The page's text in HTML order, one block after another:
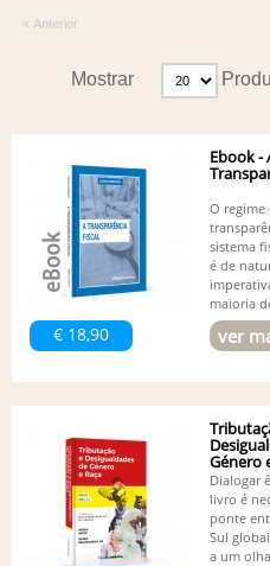
« Anterior
Mostrar
€ 18,90
Ebook -
O regime
sistema
é de
maioria
ver
Género
Dialogar
livro é
ponte
Sul
a um